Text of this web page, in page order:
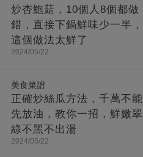
炒杏鮑菇，10個人8個都做
錯，直接下鍋鮮味少一半，
這個做法太鮮了
2024/05/22
美食菜譜
正確炒絲瓜方法，千萬不能
先放油，教你一招，鮮嫩翠
綠不黑不出湯
2024/05/22